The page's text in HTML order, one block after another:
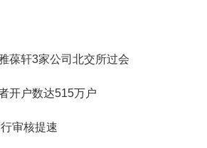
葆轩3家公司北交所过会
开户数达515万户
审核提速